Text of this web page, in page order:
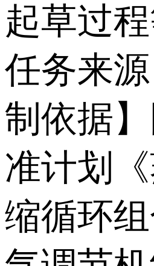
起草过
任务来
制依据
准计划
缩循环